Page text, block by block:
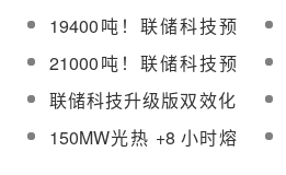
议
+光热”项目并网满月，
最高负荷6.2万千瓦
19400吨！联储科技预
中标中电建吉林院
100MW光热工程EPC总
承包项目化盐服务
21000吨！联储科技预
中标中电建托克逊
100MW光热EPC总承包
工程化盐施工
联储科技升级版双效化
盐技术及全流程熔盐储
能系统解决方案将重磅
150MW光热 +8 小时熔